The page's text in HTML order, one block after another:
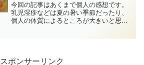
今回の記事はあくまで個人の感想です。
乳児湿疹などは夏の暑い季節だったり、
個人の体質によるところが大きいと思い
スポンサーリンク